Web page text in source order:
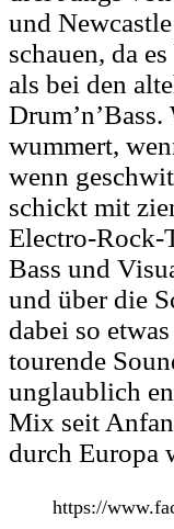
und
schauen, da
als bei den
wummert,
wenn
schickt mit
Electro-Rock-
Bass und
und über die
dabei so
tourende
unglaublich
Mix seit
durch Europa
https://